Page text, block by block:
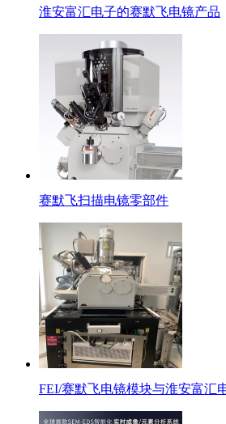
淮安富汇电子的赛默飞电镜产品
赛默飞扫描电镜零部件
FEI/赛默飞电镜模块与淮安富汇